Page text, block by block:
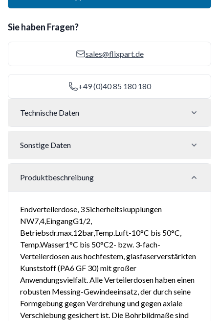
Sie haben Fragen?
sales@flixpart.de
+49 (0)40 85 180 180
Technische Daten
Sonstige Daten
Produktbeschreibung
Endverteilerdose, 3 Sicherheitskupplungen
NW7,4,EingangG1/2,
Betriebsdr.max.12bar,Temp.Luft-10°C bis 50°C,
Temp.Wasser1°C bis 50°C2- bzw. 3-fach-
Verteilerdosen aus hochfestem, glasfaserverstärkten
Kunststoff (PA6 GF 30) mit großer
Anwendungsvielfalt. Alle Verteilerdosen haben einen
robusten Messing-Gewindeeinsatz, der durch seine
Formgebung gegen Verdrehung und gegen axiale
Verschiebung gesichert ist. Die Bohrbildmaße sind